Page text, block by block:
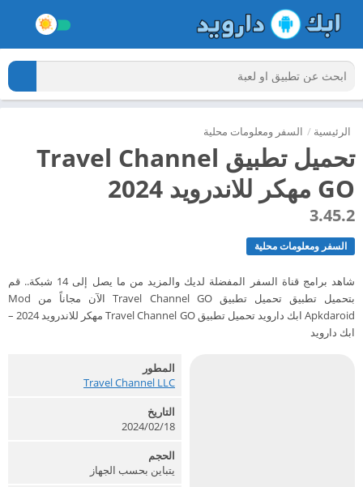
الرئيسية / السفر ومعلومات محلية
تحميل تطبيق Travel Channel
GO مهكر للاندرويد 2024
3.45.2
السفر ومعلومات محلية
شاهد برامج قناة السفر المفضلة لديك والمزيد من ما يصل إلى 14 شبكة.. قم
بتحميل تطبيق تحميل تطبيق Travel Channel GO الآن مجاناً من Mod
Apkdaroid ابك دارويد تحميل تطبيق Travel Channel GO مهكر للاندرويد 2024 –
ابك دارويد
المطور
Travel Channel LLC‏
التاريخ
2024/02/18
الحجم
يتباين بحسب الجهاز